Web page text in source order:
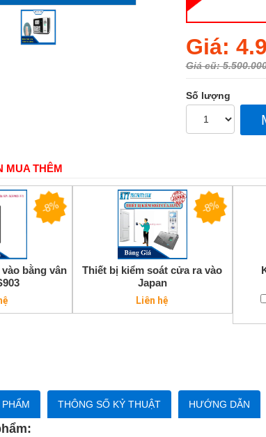
Regular
price
Giá:
Giá cũ:
Số lượng
MUA THÊM
-8%
bằng vân
-8%
Thiết bị kiểm soát cửa ra vào
Japan
Liên hệ
THÔNG SỐ KỶ THUẬT HƯỚNG DẪN